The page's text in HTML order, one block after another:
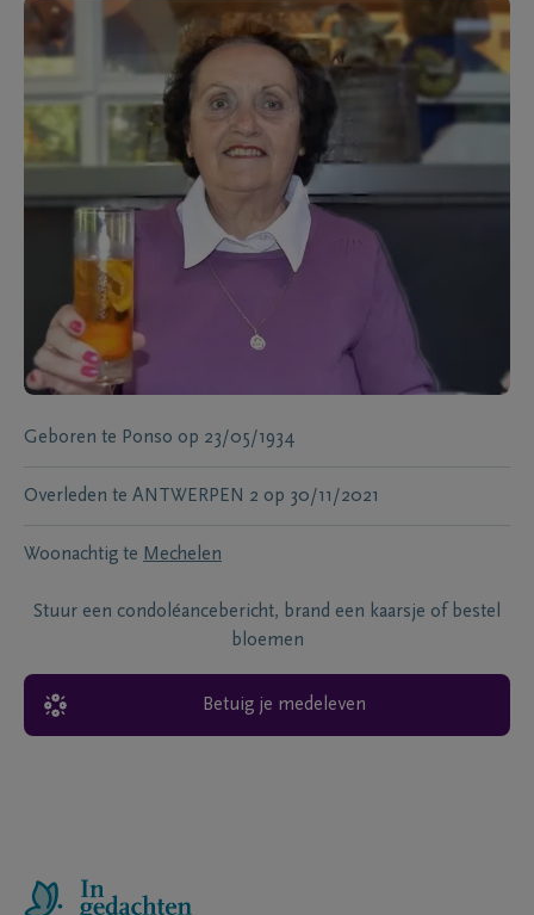
Geboren te Ponso op 23/05/1934
Overleden te ANTWERPEN 2 op 30/11/2021
Woonachtig te Mechelen
Stuur een condoléancebericht, brand een kaarsje of bestel
bloemen
Betuig je medeleven